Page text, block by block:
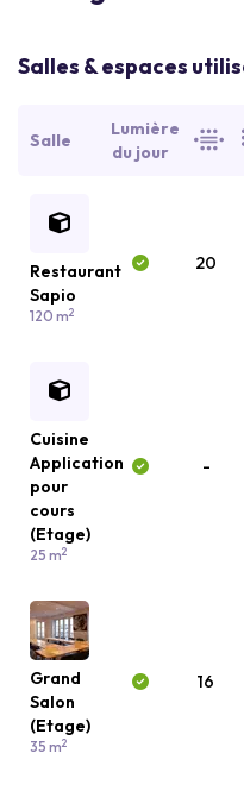
Salles & espaces
Salle
Lumière
du jour
Restaurant
Sapio
120 m2
20
Cuisine
Application
pour
cours
(Etage)
25 m2
-
Grand
Salon
(Etage)
35 m2
16